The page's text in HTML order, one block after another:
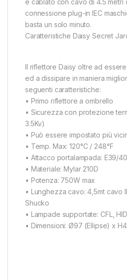
è cablato con cavo di 4.5 metri
connessione plug-in IEC
basta un solo minuto.
Caratteristiche Daisy Secret
Il riflettore Daisy oltre ad
ed a dissipare in maniera
seguenti caratteristiche:
• Primo riflettore a ombrello
• Sicurezza con protezione
3.5Kv)
• Può essere impostato più
• Temp. Max: 120°C / 248°F
• Attacco portalampada: E39/
• Materiale: Mylar 210D
• Potenza: 750W max
• Lunghezza cavo: 4,5mt cavo
Shucko
• Lampade supportate: CFL,
• Dimensioni: Ø97 (Ellipse) x